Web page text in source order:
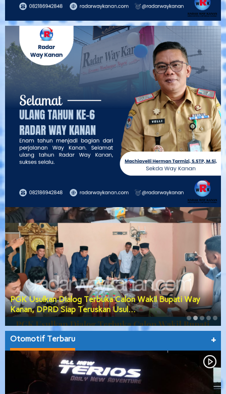
Way
DPRD Way Kanan Gerak Cepat Bahas Tiga
Besar, Anggaran Daerah hingga Prose…
Otomotif Terbaru +